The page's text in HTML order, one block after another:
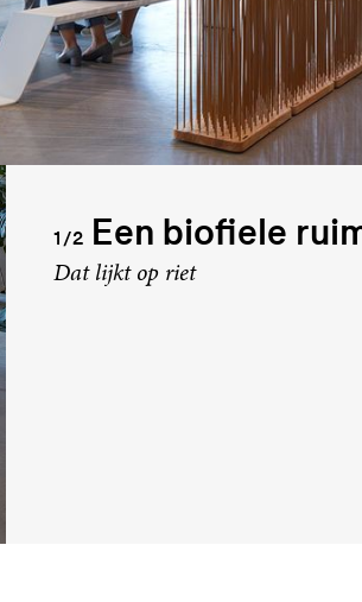
1/2 Een biofiele
Dat lijkt op riet